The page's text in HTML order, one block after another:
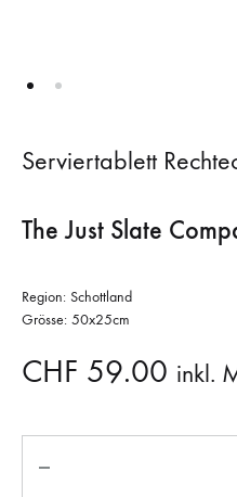
Serviertablett
The Just Slate
Region: Schottland
Grösse: 50x25cm
CHF 59.00 inkl.